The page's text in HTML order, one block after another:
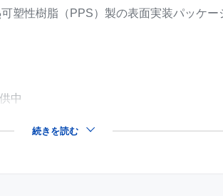
塑性樹脂（PPS）製の表面実装パッケー
中
続きを読む